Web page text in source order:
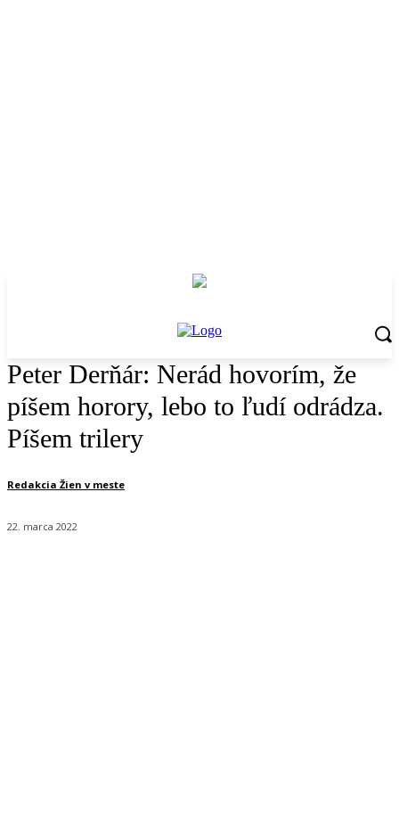
Peter Derňár: Nerád hovorím, že
píšem horory, lebo to ľudí odrádza.
Píšem trilery
Redakcia Žien v meste
22. marca 2022